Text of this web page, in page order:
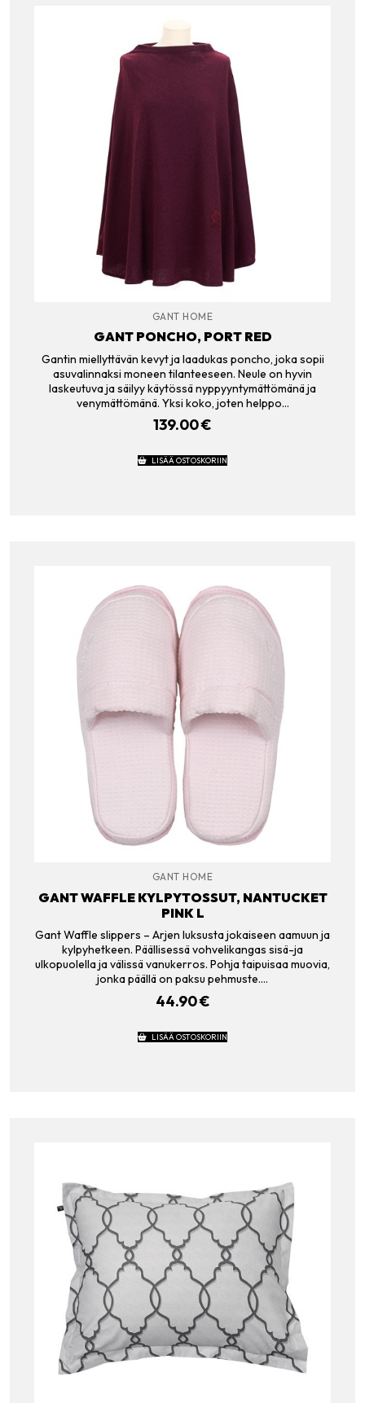
GANT HOME
GANT PONCHO, PORT RED
Gantin miellyttävän kevyt ja laadukas poncho, joka sopii
asuvalinnaksi moneen tilanteeseen. Neule on hyvin
laskeutuva ja säilyy käytössä nyppyyntymättömänä ja
venymättömänä. Yksi koko, joten helppo…
139.00€
LISÄÄ OSTOSKORIIN
GANT HOME
GANT WAFFLE KYLPYTOSSUT, NANTUCKET
PINK L
Gant Waffle slippers – Arjen luksusta jokaiseen aamuun ja
kylpyhetkeen. Päällisessä vohvelikangas sisä-ja
ulkopuolella ja välissä vanukerros. Pohja taipuisaa muovia,
jonka päällä on paksu pehmuste.…
44.90€
LISÄÄ OSTOSKORIIN